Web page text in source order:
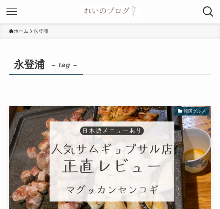
ホーム 永登浦
永登浦 – tag –
韓国グルメ